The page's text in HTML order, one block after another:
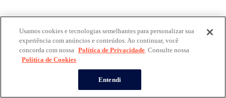
Usamos cookies e tecnologias semelhantes para personalizar sua
experiência com anúncios e conteúdos. Ao continuar, você
concorda com nossa Política de Privacidade. Consulte nossa
Política de Cookies
Entendi